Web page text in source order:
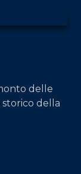
delle
della